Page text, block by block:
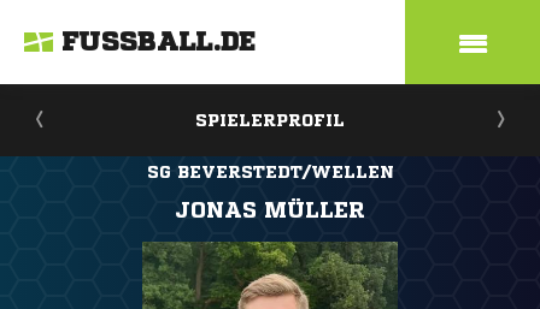
FUSSBALL.DE
SPIELERPROFIL
SG BEVERSTEDT/WELLEN
JONAS MÜLLER